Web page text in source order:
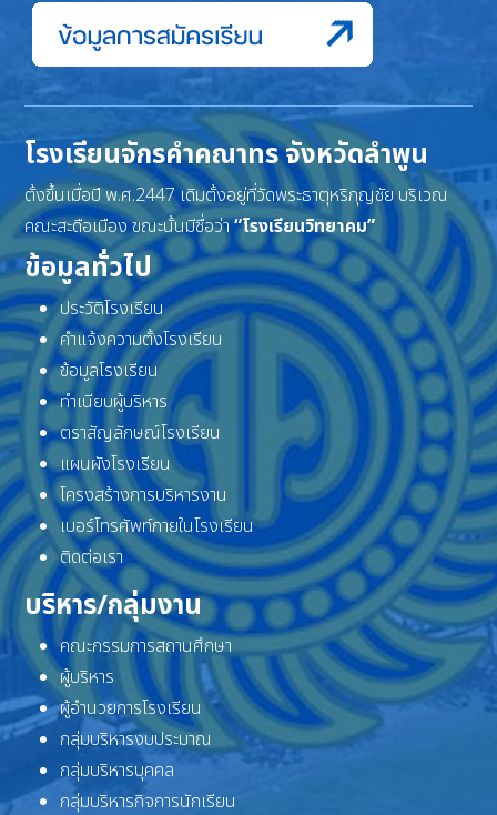
โรงเรียนจักรคำคณาทร จังหวัดลำพูน
ตั้งขึ้นเมื่อปี พ.ศ.2447 เดิมตั้งอยู่ที่วัดพระธาตุหริภุญชัย บริเวณ
คณะสะดือเมือง ขณะนั้นมีชื่อว่า“โรงเรียนวิทยาคม”
ข้อมูลทั่วไป
ประวัติโรงเรียน
คำแจ้งความตั้งโรงเรียน
ข้อมูลโรงเรียน
ทำเนียบผู้บริหาร
ตราสัญลักษณ์โรงเรียน
แผนผังโรงเรียน
โครงสร้างการบริหารงาน
เบอร์โทรศัพท์ภายในโรงเรียน
ติดต่อเรา
บริหาร/กลุ่มงาน
คณะกรรมการสถานศึกษา
ผู้บริหาร
ผู้อำนวยการโรงเรียน
กลุ่มบริหารงบประมาณ
กลุ่มบริหารบุคคล
กลุ่มบริหารกิจการนักเรียน